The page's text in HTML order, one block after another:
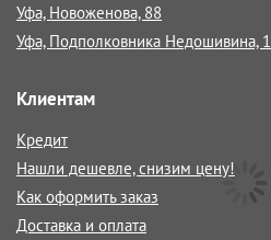
Уфа, Новоженова, 88
Уфа, Подполковника Недошивина, 1
Клиентам
Кредит
Нашли дешевле, снизим цену!
Как оформить заказ
Доставка и оплата